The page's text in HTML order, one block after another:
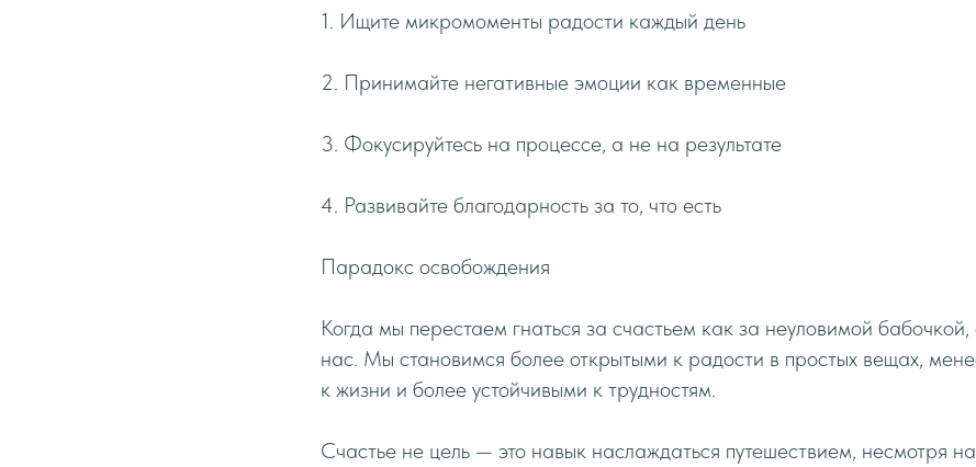
1. Ищите микромоменты радости каждый день
2. Принимайте негативные эмоции как временные
3. Фокусируйтесь на процессе, а не на результате
4. Развивайте благодарность за то, что есть
Парадокс освобождения
Когда мы перестаем гнаться за счастьем как за неуловимой
нас. Мы становимся более открытыми к радости в простых вещах,
к жизни и более устойчивыми к трудностям.
Счастье не цель — это навык наслаждаться путешествием, несмотря